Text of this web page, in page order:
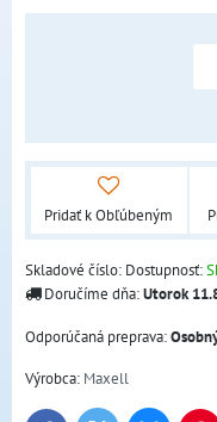
Pridať k Obľúbeným
Skladové číslo: Dostupnosť:
Doručíme dňa:Utorok
Výrobca: Maxell